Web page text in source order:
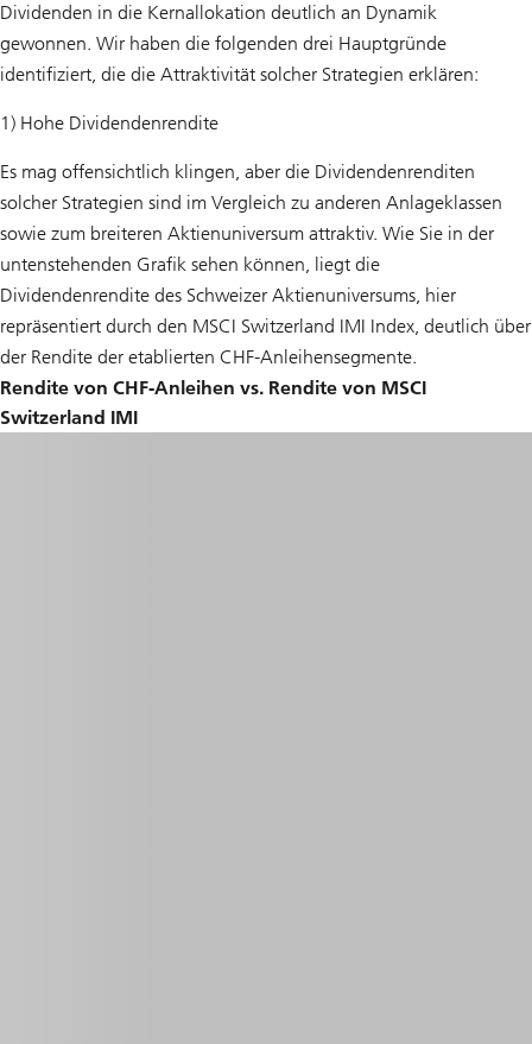
Dividenden in die Kernallokation deutlich an Dynamik
gewonnen. Wir haben die folgenden drei Hauptgründe
identifiziert, die die Attraktivität solcher Strategien erklären:
1) Hohe Dividendenrendite
Es mag offensichtlich klingen, aber die Dividendenrenditen
solcher Strategien sind im Vergleich zu anderen Anlageklassen
sowie zum breiteren Aktienuniversum attraktiv. Wie Sie in der
untenstehenden Grafik sehen können, liegt die
Dividendenrendite des Schweizer Aktienuniversums, hier
repräsentiert durch den MSCI Switzerland IMI Index, deutlich über
der Rendite der etablierten CHF-Anleihensegmente.
Rendite von CHF-Anleihen vs. Rendite von MSCI
Switzerland IMI